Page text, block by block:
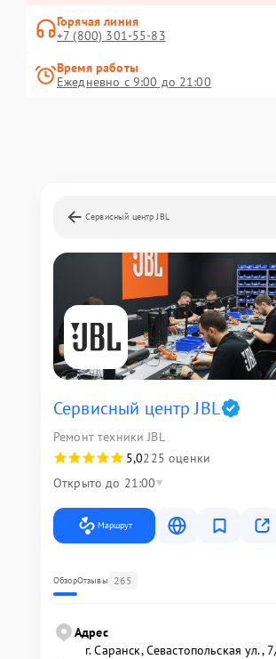
Горячая линия
+7 (800) 301-55-83
Время работы
Ежедневно с 9:00 до 21:00
Сервисный центр JBL
Сервисный центр JBL
Ремонт техники JBL
5,0225 оценки
Открыто до 21:00
Маршрут
ОбзорОтзывы 265
Адрес
г. Саранск, Севастопольская ул.,